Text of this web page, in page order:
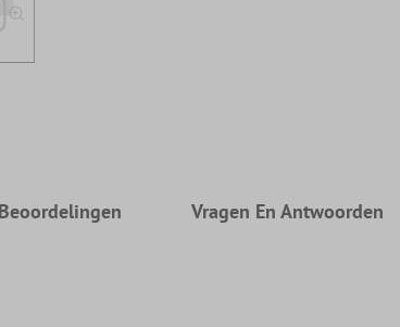
Beoordelingen Vragen En Antwoorden